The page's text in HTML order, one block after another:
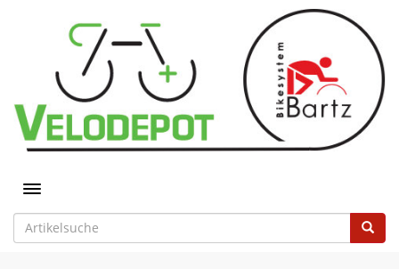
Toggle navigation